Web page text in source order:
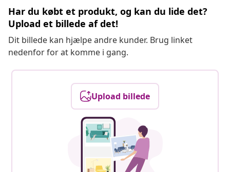
Har du købt et produkt, og kan du lide det?
Upload et billede af det!
Dit billede kan hjælpe andre kunder. Brug linket
nedenfor for at komme i gang.
Upload billede